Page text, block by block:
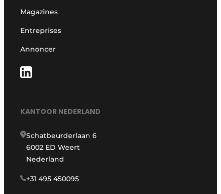
Magazines
Entreprises
Annoncer
KANTOOR NEDERLAND
Schatbeurderlaan 6
6002 ED Weert
Nederland
+31 495 450095